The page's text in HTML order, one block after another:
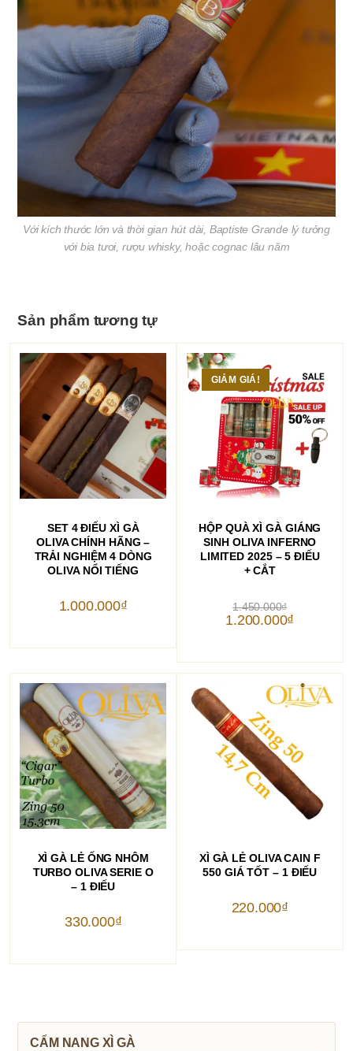
Với kích thước lớn và thời gian hút dài, Baptiste Grande lý tưởng
với bia tươi, rượu whisky, hoặc cognac lâu năm
Sản phẩm tương tự
THÊM VÀO GIỎ HÀNG
SET 4 ĐIẾU XÌ GÀ
OLIVA CHÍNH HÃNG –
TRẢI NGHIỆM 4 DÒNG
OLIVA NỔI TIẾNG
1.000.000₫
GIẢM GIÁ!
THÊM VÀO GIỎ HÀNG
HỘP QUÀ XÌ GÀ GIÁNG
SINH OLIVA INFERNO
LIMITED 2025 – 5 ĐIẾU
+ CẮT
1.450.000₫
gốc
là:
1.200.000₫
1.200.000₫.
THÊM VÀO GIỎ HÀNG
XÌ GÀ LẺ ỐNG NHÔM
TURBO OLIVA SERIE O
– 1 ĐIẾU
330.000₫
THÊM VÀO GIỎ HÀNG
XÌ GÀ LẺ OLIVA CAIN F
550 GIÁ TỐT – 1 ĐIẾU
220.000₫
CẨM NANG XÌ GÀ